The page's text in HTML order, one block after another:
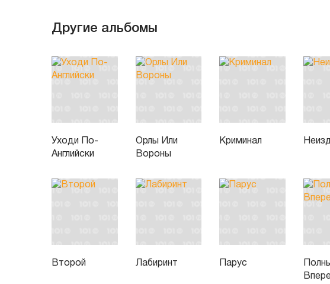
Другие альбомы
Уходи По-
Английски
Орлы Или
Вороны
Криминал
Второй Лабиринт Парус